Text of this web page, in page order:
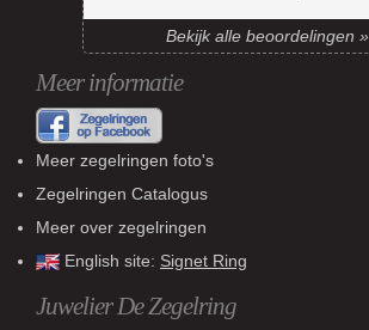
Bekijk alle beoordelingen »
Meer informatie
Meer zegelringen foto's
Zegelringen Catalogus
Meer over zegelringen
English site: Signet Ring
Juwelier De Zegelring